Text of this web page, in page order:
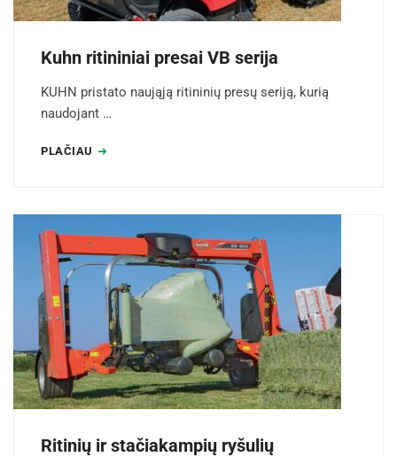
Kuhn ritininiai presai VB serija
KUHN pristato naująją ritininių presų seriją, kurią
naudojant …
PLAČIAU
Ritinių ir stačiakampių ryšulių